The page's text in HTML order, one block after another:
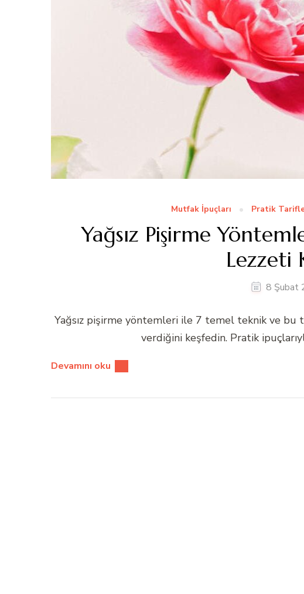
Mutfak İpuçları Pratik
Yağsız Pişirme
Lezzeti
8 Şubat
Yağsız pişirme yöntemleri ile 7 temel teknik ve bu
verdiğini keşfedin. Pratik
Devamını oku